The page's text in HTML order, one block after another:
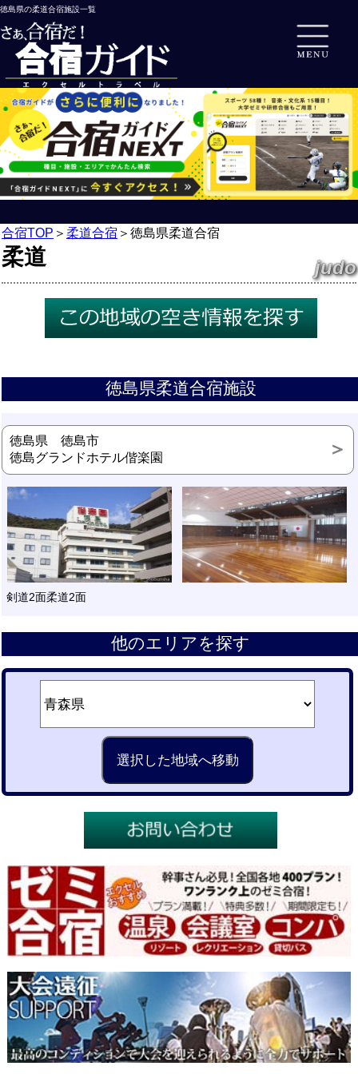
徳島県の柔道合宿施設一覧
合宿TOP ＞ 柔道合宿 ＞ 徳島県柔道合宿
柔道 judo
徳島県柔道合宿施設
徳島県 徳島市
徳島グランドホテル偕楽園
剣道2面柔道2面
他のエリアを探す